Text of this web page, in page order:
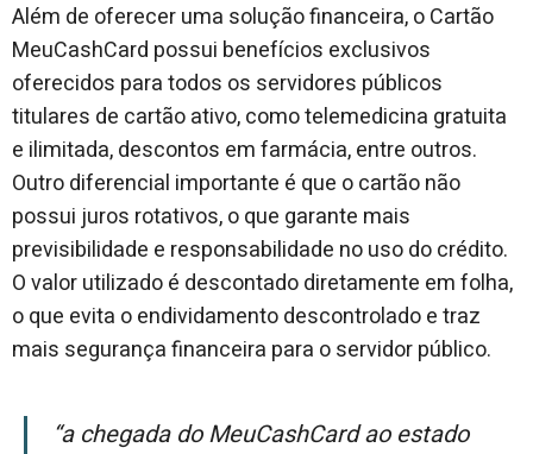
Além de oferecer uma solução financeira, o Cartão
MeuCashCard possui benefícios exclusivos
oferecidos para todos os servidores públicos
titulares de cartão ativo, como telemedicina gratuita
e ilimitada, descontos em farmácia, entre outros.
Outro diferencial importante é que o cartão não
possui juros rotativos, o que garante mais
previsibilidade e responsabilidade no uso do crédito.
O valor utilizado é descontado diretamente em folha,
o que evita o endividamento descontrolado e traz
mais segurança financeira para o servidor público.
“A chegada do MeuCashCard ao estado